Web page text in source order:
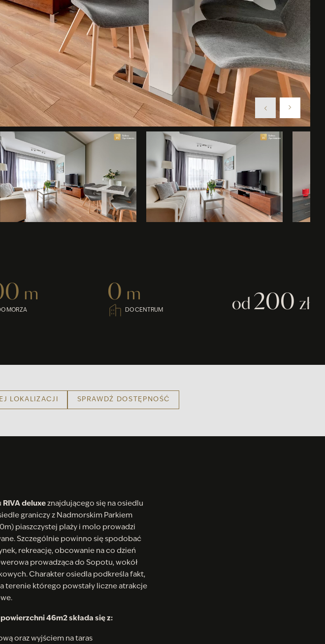
m
MORZA
0 m
DO CENTRUM od200zł
LOKALIZACJI SPRAWDŹ DOSTĘPNOŚĆ
RIVA deluxeznajdującego się na osiedlu
graniczy z Nadmorskim Parkiem
piaszczystej plaży i molo prowadzi
Szczególnie powinno się spodobać
rekreację, obcowanie na co dzień
prowadząca do Sopotu, wokół
Charakter osiedla podkreśla fakt,
terenie którego powstały liczne atrakcje
46m2 składa się z:
oraz wyjściem na taras